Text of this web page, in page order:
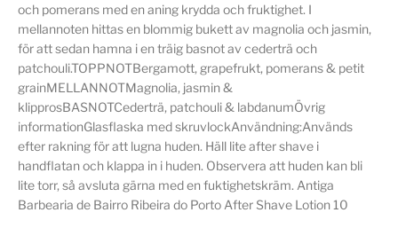
och pomerans med en aning krydda och fruktighet. I
mellannoten hittas en blommig bukett av magnolia och jasmin,
för att sedan hamna i en träig basnot av cederträ och
patchouli.TOPPNOTBergamott, grapefrukt, pomerans & petit
grainMELLANNOTMagnolia, jasmin &
klipprosBASNOTCederträ, patchouli & labdanumÖvrig
informationGlasflaska med skruvlockAnvändning:Används
efter rakning för att lugna huden. Häll lite after shave i
handflatan och klappa in i huden. Observera att huden kan bli
lite torr, så avsluta gärna med en fuktighetskräm. Antiga
Barbearia de Bairro Ribeira do Porto After Shave Lotion 10